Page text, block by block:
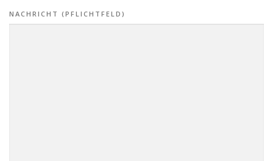
NACHRICHT (PFLICHTFELD)